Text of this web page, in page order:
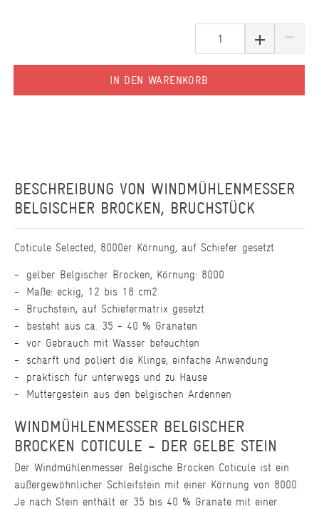
IN DEN WARENKORB
BESCHREIBUNG VON WINDMÜHLENMESSER
BELGISCHER BROCKEN, BRUCHSTÜCK
Coticule Selected, 8000er Körnung, auf Schiefer gesetzt
gelber Belgischer Brocken, Körnung: 8000
Maße: eckig, 12 bis 18 cm2
Bruchstein, auf Schiefermatrix gesetzt
besteht aus ca. 35 - 40 % Granaten
vor Gebrauch mit Wasser befeuchten
schärft und poliert die Klinge, einfache Anwendung
praktisch für unterwegs und zu Hause
Muttergestein aus den belgischen Ardennen
WINDMÜHLENMESSER BELGISCHER
BROCKEN COTICULE - DER GELBE STEIN
Der Windmühlenmesser Belgische Brocken Coticule ist ein
außergewöhnlicher Schleifstein mit einer Körnung von 8000.
Je nach Stein enthält er 35 bis 40 % Granate mit einer